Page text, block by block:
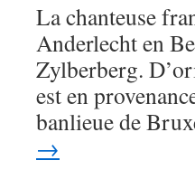
La chanteuse
Anderlecht en
Zylberberg.
est en
banlieue de
→